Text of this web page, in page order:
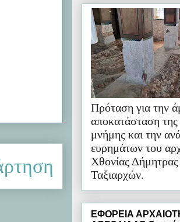
Πρόταση για την
αποκατάσταση της
μνήμης και την
ευρημάτων του
Χθονίας
Ταξιαρχών.
ΕΦΟΡΕΙΑ